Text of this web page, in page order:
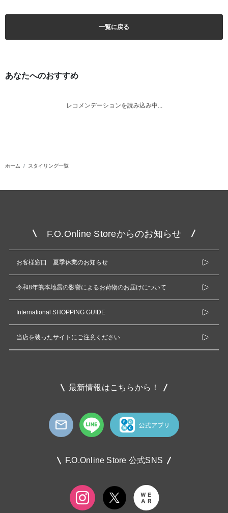
一覧に戻る
あなたへのおすすめ
レコメンデーションを読み込み中...
ホーム スタイリング一覧
F.O.Online Storeからのお知らせ
お客様窓口 夏季休業のお知らせ
令和8年熊本地震の影響によるお荷物のお届けについて
International SHOPPING GUIDE
当店を装ったサイトにご注意ください
最新情報はこちらから！
F.O.Online Store 公式SNS